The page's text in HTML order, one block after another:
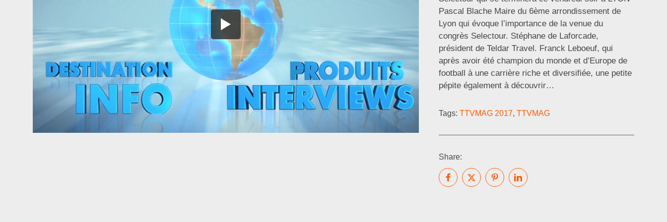
Pascal Blache Maire du 6ème arrondissement de
Lyon qui évoque l’importance de la venue du
congrès Selectour. Stéphane de Laforcade,
président de Teldar Travel. Franck Leboeuf, qui
après avoir été champion du monde et d’Europe de
football à une carrière riche et diversifiée, une petite
pépite également à découvrir…
Tags:TTVMAG 2017,TTVMAG
Share: